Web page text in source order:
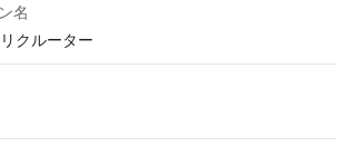
名
クルーター